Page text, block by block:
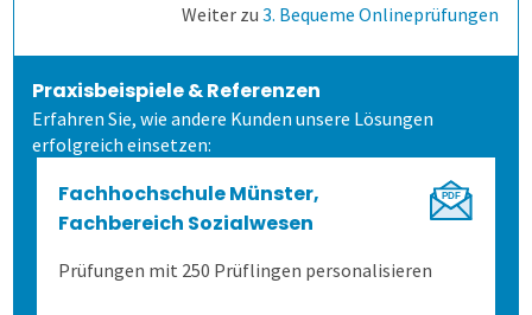
Kundenbefragung
Ärzte- und Pflegebefragung
Versorgungsqualität messen
Punktuelle Meinungsumfrage
Bürgerumfragen
Bürgerbeteiligung
Studierendenbefragung
2. Befragung vorbereiten
Befragungsart wählen
Daten importieren
Fragebogen erstellen
3. Daten erheben
Auf Papier befragen
Online befragen
4. Bögen erfassen
Fragebögen einscannen
5. Ergebnisse generieren
Weiter zu 3. Bequeme Onlineprüfungen
Praxisbeispiele & Referenzen
Erfahren Sie, wie andere Kunden unsere Lösungen
erfolgreich einsetzen:
Fachhochschule Münster,
Fachbereich Sozialwesen
Prüfungen mit 250 Prüflingen personalisieren